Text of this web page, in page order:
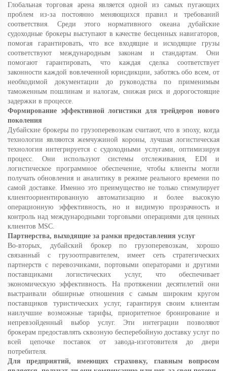
Глобальная торговая арена является одной из самых пугающих
проблем из-за постоянно меняющихся правил и требований
соответствия. Среди этого нормативного океана дубайские
судоходные брокеры выступают в качестве бесценных навигаторов,
помогая гарантировать, что все входящие и исходящие грузы
соответствуют международным законам и стандартам. Они
помогают гарантировать, что каждая сделка соответствует
законности каждой вовлеченной юрисдикции, заботясь обо всем, от
необходимой документации до руководства по применимым
таможенным пошлинам и налогам, снижая риск и дорогостоящие
задержки в процессе.
Формирование эффективной логистики для трейдеров нового
поколения
Дубайские брокеры по грузоперевозкам считают, что в эпоху, когда
технологии являются жемчужиной короны, лучшая логистическая
технология интегрируется с судоходными услугами, оптимизируя
процесс. Они используют системы отслеживания, EDI и
логистическое программное обеспечение, чтобы клиенты могли
получать обновления и аналитику в режиме реального времени по
самой доставке. Именно это преимущество не только стимулирует
клиентоориентированную автоматизацию и более высокую
операционную эффективность, но и видимую прозрачность и
контроль над международными торговыми операциями для ценных
клиентов MSC.
Партнерства, выходящие за рамки предоставления услуг
Во-вторых, дубайский брокер по грузоперевозкам, хорошо
связанный с грузоотправителем, имеет сеть стратегических
партнерств с перевозчиками, портовыми операторами и другими
поставщиками логистических услуг, что обеспечивает
экономическую эффективность. На протяжении десятилетий они
выстраивали обширные отношения с самым широким кругом
поставщиков туристических услуг, гарантируя своим клиентам
наилучшие возможные тарифы, приоритетное бронирование и
непревзойденный выбор услуг. Эти интеграции позволяют
брокерам предоставлять сквозную бесперебойную доставку услуг по
всей цепочке поставок от завода-изготовителя до двери
потребителя.
Для предприятий, имеющих страховку, главным вопросом